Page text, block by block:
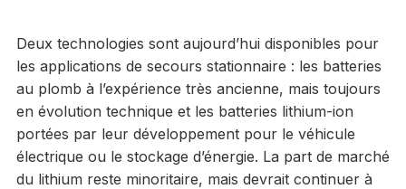
Deux technologies sont aujourd’hui disponibles pour
les applications de secours stationnaire : les batteries
au plomb à l’expérience très ancienne, mais toujours
en évolution technique et les batteries lithium-ion
portées par leur développement pour le véhicule
électrique ou le stockage d’énergie. La part de marché
du lithium reste minoritaire, mais devrait continuer à